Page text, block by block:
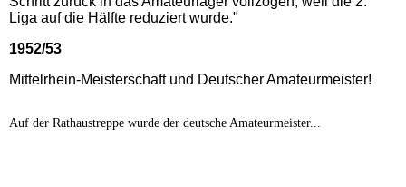
Liga auf die Hälfte reduziert wurde."
1952/53
Mittelrhein-Meisterschaft und Deutscher Amateurmeister!
Auf der Rathaustreppe wurde der deutsche Amateurmeister...